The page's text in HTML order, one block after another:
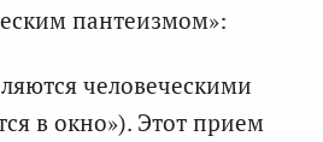
пантеизмом»:
человеческими
в окно»). Этот прием